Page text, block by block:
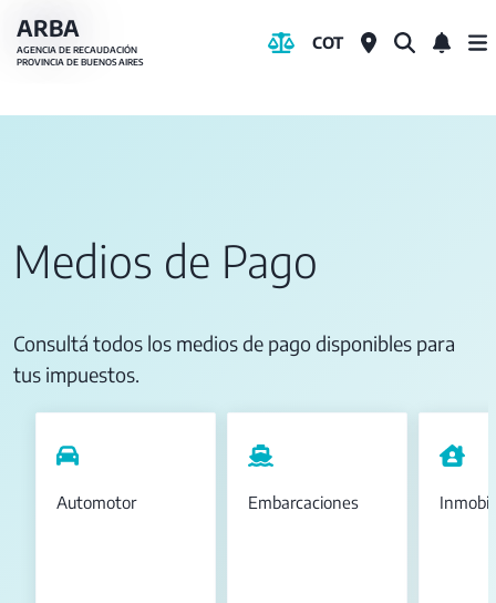
Pasar
al
ARBA
AGENCIA DE RECAUDACIÓN
PROVINCIA DE BUENOS AIRES
COT
Medios de Pago
Consultá todos los medios de pago disponibles para
tus impuestos.
Automotor Embarcaciones